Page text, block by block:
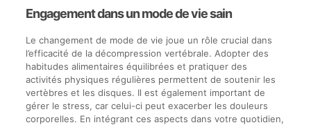
Engagement dans un mode de vie sain
Le changement de mode de vie joue un rôle crucial dans
l’efficacité de la décompression vertébrale. Adopter des
habitudes alimentaires équilibrées et pratiquer des
activités physiques régulières permettent de soutenir les
vertèbres et les disques. Il est également important de
gérer le stress, car celui-ci peut exacerber les douleurs
corporelles. En intégrant ces aspects dans votre quotidien,